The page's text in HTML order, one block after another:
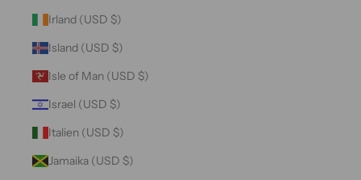
Irland (USD $)
Island (USD $)
Isle of Man (USD $)
Israel (USD $)
Italien (USD $)
Jamaika (USD $)